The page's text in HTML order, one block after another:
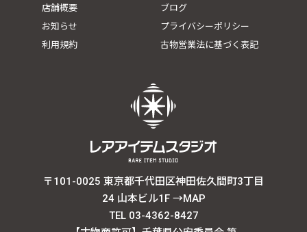
店舗概要
ブログ
お知らせ
プライバシーポリシー
利用規約
古物営業法に基づく表記
〒101-0025 東京都千代田区神田佐久間町3丁目
24 山本ビル1F →MAP
TEL 03-4362-8427